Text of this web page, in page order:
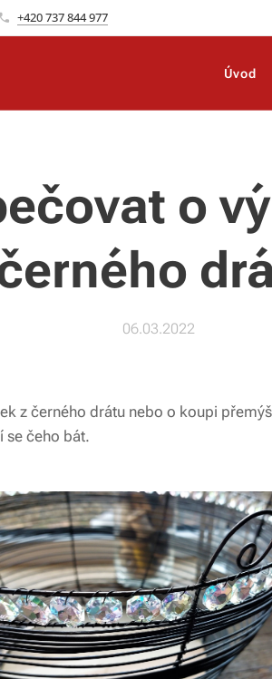
+420 737 844 977
Úvod
o
06.03.2022
z černého drátu nebo o koupi
se čeho bát.